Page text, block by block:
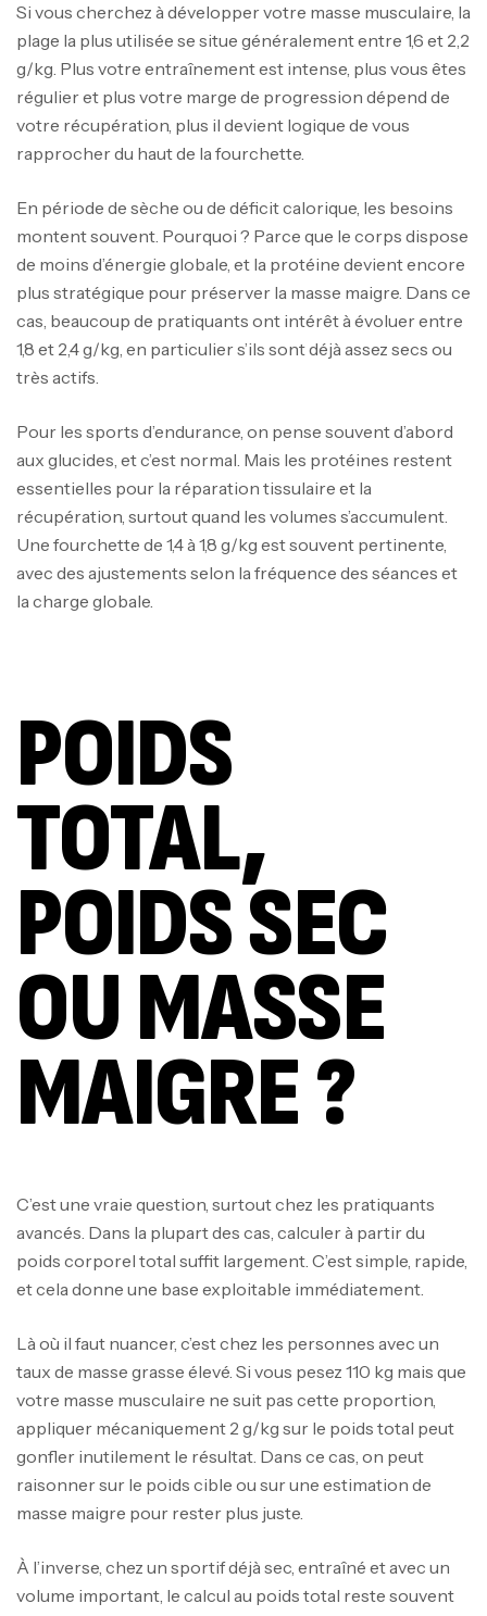
Si vous cherchez à développer votre masse musculaire, la
plage la plus utilisée se situe généralement entre 1,6 et 2,2
g/kg. Plus votre entraînement est intense, plus vous êtes
régulier et plus votre marge de progression dépend de
votre récupération, plus il devient logique de vous
rapprocher du haut de la fourchette.
En période de sèche ou de déficit calorique, les besoins
montent souvent. Pourquoi ? Parce que le corps dispose
de moins d’énergie globale, et la protéine devient encore
plus stratégique pour préserver la masse maigre. Dans ce
cas, beaucoup de pratiquants ont intérêt à évoluer entre
1,8 et 2,4 g/kg, en particulier s’ils sont déjà assez secs ou
très actifs.
Pour les sports d’endurance, on pense souvent d’abord
aux glucides, et c’est normal. Mais les protéines restent
essentielles pour la réparation tissulaire et la
récupération, surtout quand les volumes s’accumulent.
Une fourchette de 1,4 à 1,8 g/kg est souvent pertinente,
avec des ajustements selon la fréquence des séances et
la charge globale.
POIDS
TOTAL,
POIDS SEC
OU MASSE
MAIGRE ?
C’est une vraie question, surtout chez les pratiquants
avancés. Dans la plupart des cas, calculer à partir du
poids corporel total suffit largement. C’est simple, rapide,
et cela donne une base exploitable immédiatement.
Là où il faut nuancer, c’est chez les personnes avec un
taux de masse grasse élevé. Si vous pesez 110 kg mais que
votre masse musculaire ne suit pas cette proportion,
appliquer mécaniquement 2 g/kg sur le poids total peut
gonfler inutilement le résultat. Dans ce cas, on peut
raisonner sur le poids cible ou sur une estimation de
masse maigre pour rester plus juste.
À l’inverse, chez un sportif déjà sec, entraîné et avec un
volume important, le calcul au poids total reste souvent